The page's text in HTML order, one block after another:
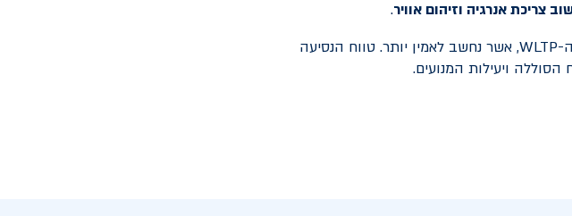
צריכת אנרגיה וזיהום אוויר.
תקן ה-NEDC הינו תקן ישן יותר אשר הוחלף על ידי תקן ה-WLTP, אשר נחשב לאמין יותר. טווח הנסיעה
ויעילות המנועים.